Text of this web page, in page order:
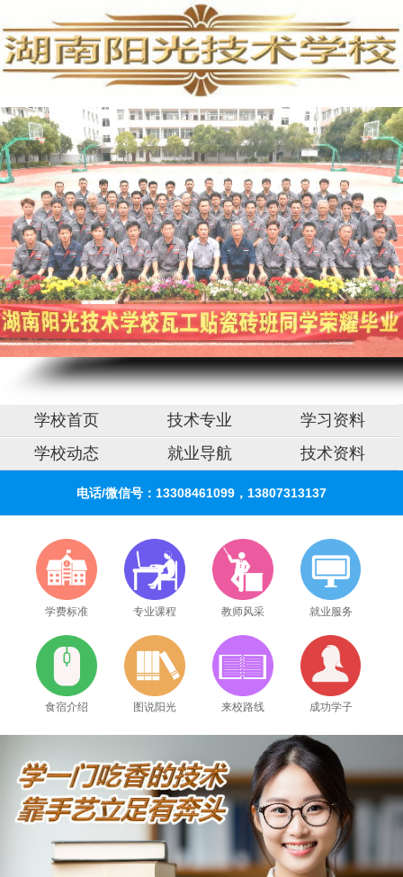
PLC培训,PLC编程培训,PLC培训学校,PLC编程培训学校
学校首页 技术专业
学习资料
学校动态
就业导航 技术资料
电话/微信号：13308461099，13807313137
学费标准 专业课程 教师风采 就业服务
食宿介绍 图说阳光 来校路线 成功学子
2026年8月7号_湖南_江同学（130****2132）报名:【电动工具维修实战班】
2026年8月7号黑龙江卢同学（152****3121）报名: 【电动车维修实战班】